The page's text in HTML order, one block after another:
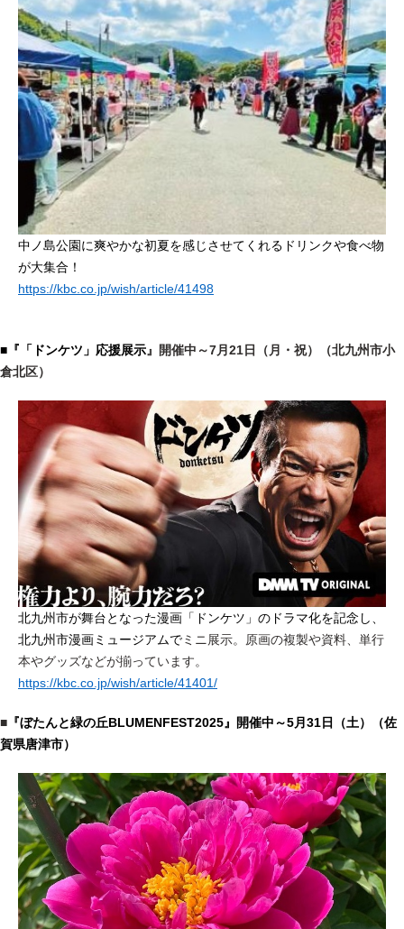
中ノ島公園に爽やかな初夏を感じさせてくれるドリンクや食べ物
が大集合！
https://kbc.co.jp/wish/article/41498
■『「ドンケツ」応援展示』開催中～7月21日（月・祝）（北九州市小
倉北区）
北九州市が舞台となった漫画「ドンケツ」のドラマ化を記念し、
北九州市漫画ミュージアムでミニ展示。原画の複製や資料、単行
本やグッズなどが揃っています。
https://kbc.co.jp/wish/article/41401/
■ 『ぼたんと緑の丘BLUMENFEST2025』開催中～5月31日（土）（佐
賀県唐津市）